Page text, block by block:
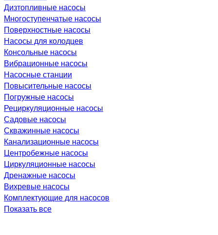
Дизтопливные насосы
Многоступенчатые насосы
Поверхностные насосы
Насосы для колодцев
Консольные насосы
Вибрационные насосы
Насосные станции
Повысительные насосы
Погружные насосы
Рециркуляционные насосы
Садовые насосы
Скважинные насосы
Канализационные насосы
Центробежные насосы
Циркуляционные насосы
Дренажные насосы
Вихревые насосы
Комплектующие для насосов
Показать все